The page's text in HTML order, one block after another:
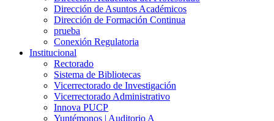
Dirección de Asuntos Académicos
Dirección de Formación Continua
prueba
Conexión Regulatoria
Institucional
Rectorado
Sistema de Bibliotecas
Vicerrectorado de Investigación
Vicerrectorado Administrativo
Innova PUCP
Yuntémonos | Auditorio A